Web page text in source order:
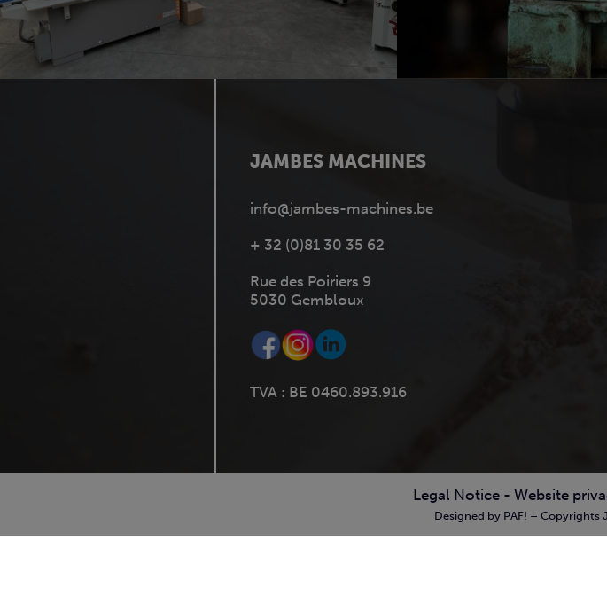
JAMBES MACHINES
info@jambes-machines.be
+ 32 (0)81 30 35 62
Rue des Poiriers 9
5030 Gembloux
TVA : BE 0460.893.916
Legal Notice - Website
Designed by PAF! – Copyrights